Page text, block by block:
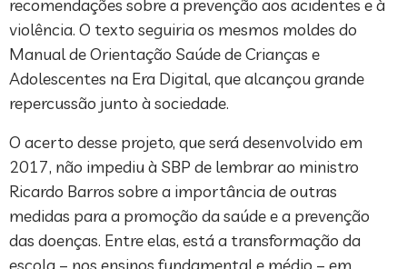
recomendações sobre a prevenção aos acidentes e à
violência. O texto seguiria os mesmos moldes do
Manual de Orientação Saúde de Crianças e
Adolescentes na Era Digital, que alcançou grande
repercussão junto à sociedade.
O acerto desse projeto, que será desenvolvido em
2017, não impediu à SBP de lembrar ao ministro
Ricardo Barros sobre a importância de outras
medidas para a promoção da saúde e a prevenção
das doenças. Entre elas, está a transformação da